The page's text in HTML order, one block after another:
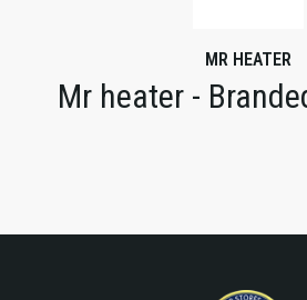
MR HEATER
Mr heater -